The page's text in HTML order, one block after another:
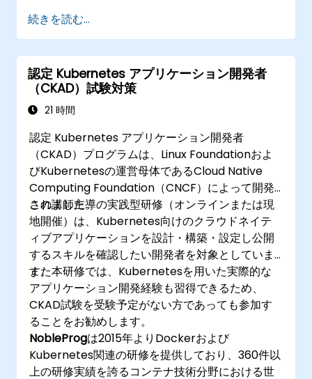
kubernetes-administrator-cka
続きを読む...
認定 Kubernetes アプリケーション開発者
（CKAD）試験対策
21 時間
認定 Kubernetes アプリケーション開発者
（CKAD）プログラムは、Linux Foundationおよ
びKubernetesの運営母体であるCloud Native
Computing Foundation（CNCF）によって開発
されました。
この講師主導の実践型研修（オンラインまたは現
地開催）は、Kubernetes向けのクラウドネイテ
ィブアプリケーションを設計・構築・設定し公開
するスキルを確認したい開発者を対象としていま
す。
また本研修では、Kubernetesを用いた実際的な
アプリケーション開発経験も習得できるため、
CKAD試験を受験予定がない方であっても参加す
ることをお勧めします。
NobleProgは2015年よりDockerおよび
Kubernetes関連の研修を提供しており、360件以
上の研修実績を誇るコンテナ技術分野における世